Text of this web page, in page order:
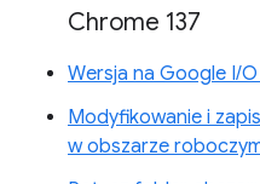
Chrome 137
Wersja na Google I/
Modyfikowanie i
w obszarze